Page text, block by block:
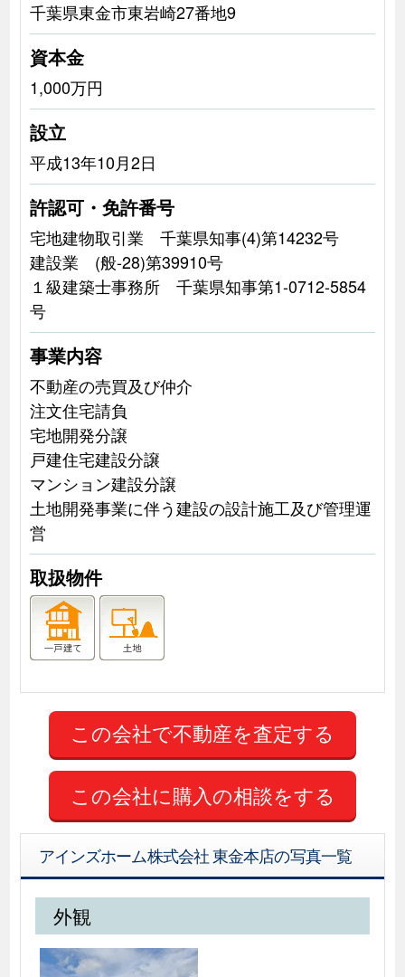
千葉県東金市東岩崎27番地9
資本金
1,000万円
設立
平成13年10月2日
許認可・免許番号
宅地建物取引業 千葉県知事(4)第14232号
建設業 (般-28)第39910号
１級建築士事務所 千葉県知事第1-0712-5854
号
事業内容
不動産の売買及び仲介
注文住宅請負
宅地開発分譲
戸建住宅建設分譲
マンション建設分譲
土地開発事業に伴う建設の設計施工及び管理運
営
取扱物件
この会社に購入の相談をする
アインズホーム株式会社 東金本店の写真一覧
外観